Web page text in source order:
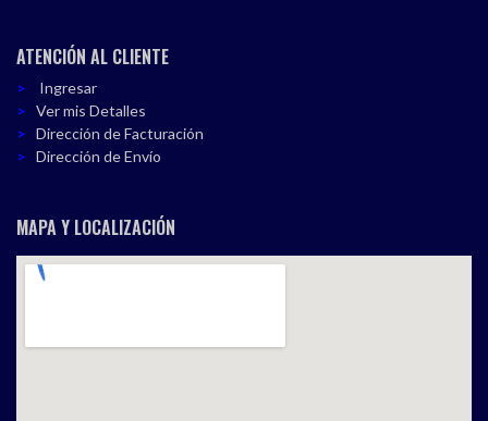
ATENCIÓN AL CLIENTE
Ingresar
Ver mis Detalles
Dirección de Facturación
Dirección de Envío
MAPA Y LOCALIZACIÓN